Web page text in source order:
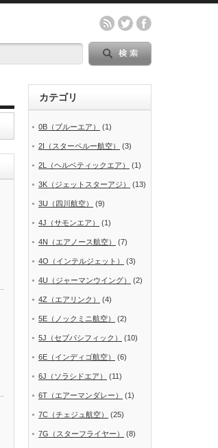
カテゴリ
0B（ブルーエア） (1)
2I（スターペルー航空） (3)
2L（ヘルベティックエア） (1)
3K（ジェットスターアジ） (13)
3U（四川航空） (9)
4J（サモンエア） (1)
4N（エアノース航空） (7)
4O（インテルジェット） (3)
4U（ジャーマンウイング） (2)
4Z（エアリンク） (4)
5E（ノックミニ航空） (2)
5J（セブパシフィック） (10)
6E（インディゴ航空） (6)
6J（ソラシドエア） (11)
6T（エアーマンダレー） (1)
7C（チェジュ航空） (25)
7G（スターフライヤー） (8)